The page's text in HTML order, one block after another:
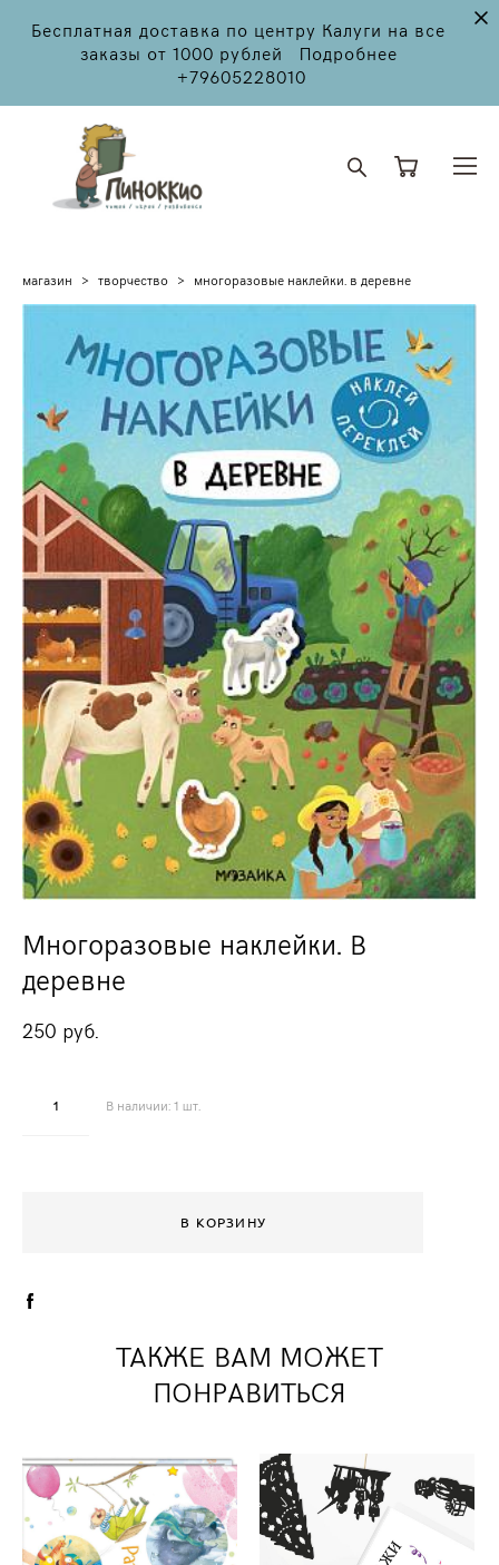
Бесплатная доставка по центру Калуги на все
заказы от 1000 рублей Подробнее
+79605228010
магазин > творчество > многоразовые наклейки. в деревне
Многоразовые наклейки. В
деревне
250 pуб.
В наличии:1 шт.
В КОРЗИНУ
ТАКЖЕ ВАМ МОЖЕТ
ПОНРАВИТЬСЯ